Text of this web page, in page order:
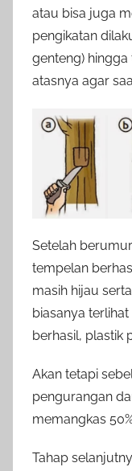
atau bisa juga
pengikatan
genteng)
atasnya agar
Setelah
tempelan
masih hijau
biasanya
berhasil, plastik
Akan tetapi
pengurangan
memangkas
Tahap